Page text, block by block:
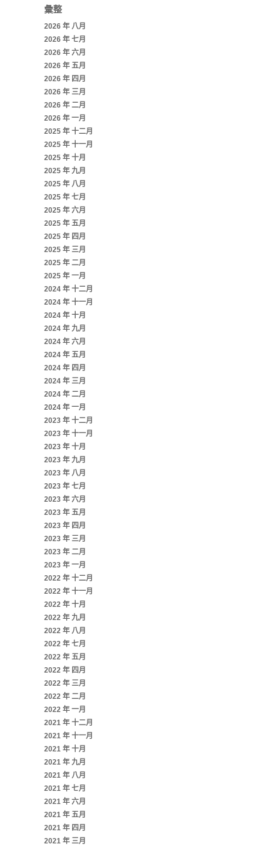
彙整
2026 年 八月
2026 年 七月
2026 年 六月
2026 年 五月
2026 年 四月
2026 年 三月
2026 年 二月
2026 年 一月
2025 年 十二月
2025 年 十一月
2025 年 十月
2025 年 九月
2025 年 八月
2025 年 七月
2025 年 六月
2025 年 五月
2025 年 四月
2025 年 三月
2025 年 二月
2025 年 一月
2024 年 十二月
2024 年 十一月
2024 年 十月
2024 年 九月
2024 年 六月
2024 年 五月
2024 年 四月
2024 年 三月
2024 年 二月
2024 年 一月
2023 年 十二月
2023 年 十一月
2023 年 十月
2023 年 九月
2023 年 八月
2023 年 七月
2023 年 六月
2023 年 五月
2023 年 四月
2023 年 三月
2023 年 二月
2023 年 一月
2022 年 十二月
2022 年 十一月
2022 年 十月
2022 年 九月
2022 年 八月
2022 年 七月
2022 年 五月
2022 年 四月
2022 年 三月
2022 年 二月
2022 年 一月
2021 年 十二月
2021 年 十一月
2021 年 十月
2021 年 九月
2021 年 八月
2021 年 七月
2021 年 六月
2021 年 五月
2021 年 四月
2021 年 三月